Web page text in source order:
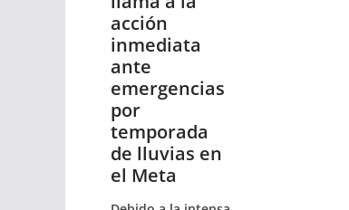
acción
inmediata
ante
emergencias
por
temporada
de lluvias en
el Meta